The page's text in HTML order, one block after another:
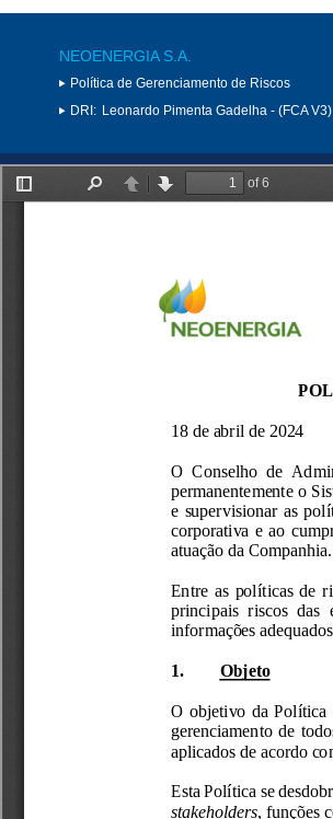
NEOENERGIA S.A.
Política de Gerenciamento de Riscos
DRI: Leonardo Pimenta Gadelha - (FCA V3)